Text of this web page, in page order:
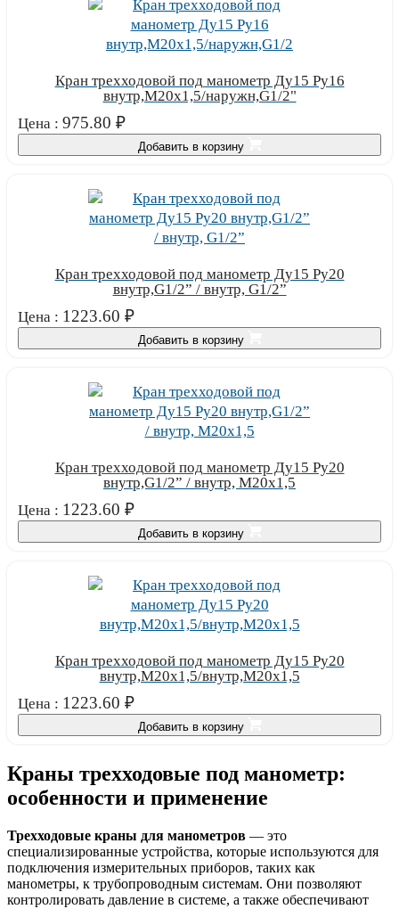
Кран трехходовой под манометр Ду15 Ру16
внутр,М20х1,5/наружн,G1/2"
Цена : 975.80 ₽
Добавить в корзину
Кран трехходовой под манометр Ду15 Ру20
внутр,G1/2” / внутр, G1/2”
Цена : 1223.60 ₽
Добавить в корзину
Кран трехходовой под манометр Ду15 Ру20
внутр,G1/2” / внутр, М20х1,5
Цена : 1223.60 ₽
Добавить в корзину
Кран трехходовой под манометр Ду15 Ру20
внутр,М20х1,5/внутр,М20х1,5
Цена : 1223.60 ₽
Добавить в корзину
Краны трехходовые под манометр:
особенности и применение
Трехходовые краны для манометров — это
специализированные устройства, которые используются для
подключения измерительных приборов, таких как
манометры, к трубопроводным системам. Они позволяют
контролировать давление в системе, а также обеспечивают